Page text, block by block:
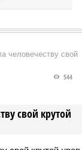
человечеству свой
свой крутой
544